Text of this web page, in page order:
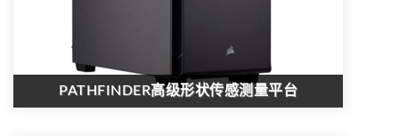
PATHFINDER高级形状传感测量平台